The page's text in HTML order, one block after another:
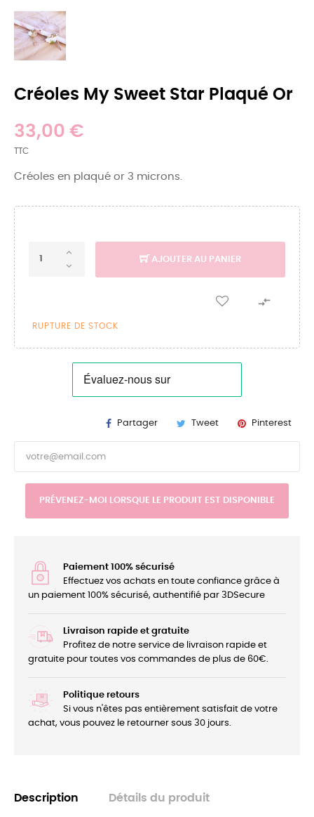
Créoles My Sweet Star Plaqué Or
33,00 €
TTC
Créoles en plaqué or 3 microns.
AJOUTER AU PANIER

RUPTURE DE STOCK
Partager Tweet Pinterest
PRÉVENEZ-MOI LORSQUE LE PRODUIT EST DISPONIBLE
Paiement 100% sécurisé
Effectuez vos achats en toute confiance grâce à
un paiement 100% sécurisé, authentifié par 3DSecure
Livraison rapide et gratuite
Profitez de notre service de livraison rapide et
gratuite pour toutes vos commandes de plus de 60€.
Politique retours
Si vous n'êtes pas entièrement satisfait de votre
achat, vous pouvez le retourner sous 30 jours.
Description Détails du produit